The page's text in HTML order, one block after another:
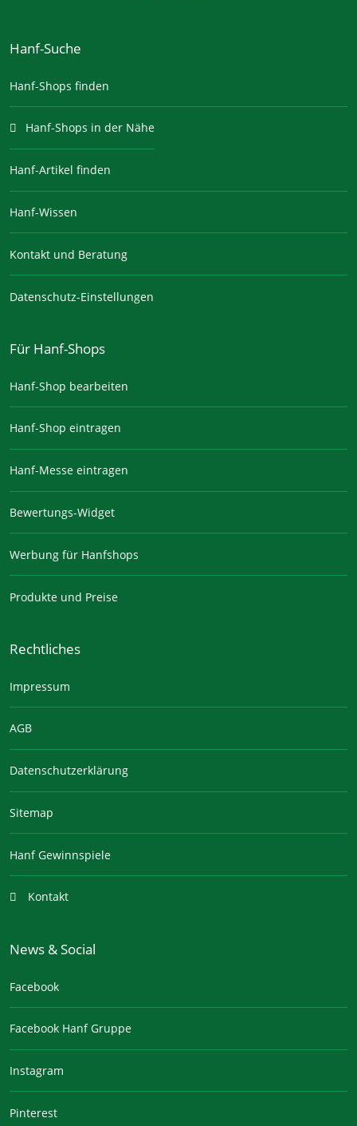
Hanf-Suche
Hanf-Shops finden
Hanf-Shops in der Nähe
Hanf-Artikel finden
Hanf-Wissen
Kontakt und Beratung
Datenschutz-Einstellungen
Für Hanf-Shops
Hanf-Shop bearbeiten
Hanf-Shop eintragen
Hanf-Messe eintragen
Bewertungs-Widget
Werbung für Hanfshops
Produkte und Preise
Rechtliches
Impressum
AGB
Datenschutzerklärung
Sitemap
Hanf Gewinnspiele
Kontakt
News & Social
Facebook
Facebook Hanf Gruppe
Instagram
Pinterest